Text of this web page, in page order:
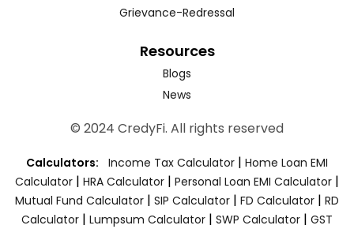
Grievance-Redressal
Resources
Blogs
News
© 2024 CredyFi. All rights reserved
Calculators: Income Tax Calculator | Home Loan EMI
Calculator | HRA Calculator | Personal Loan EMI Calculator |
Mutual Fund Calculator | SIP Calculator | FD Calculator | RD
Calculator | Lumpsum Calculator | SWP Calculator | GST